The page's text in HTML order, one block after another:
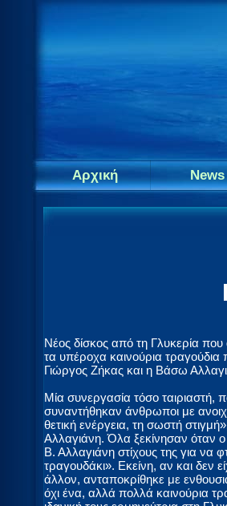
Αρχική News
Νέος δίσκος από τη Γλυκερία
τα υπέροχα καινούρια
Γιώργος Ζήκας και η Βάσω
Μία συνεργασία τόσο ταιριαστή,
συναντήθηκαν άνθρωποι με
θετική ενέργεια, τη σωστή
Αλλαγιάνη. Όλα ξεκίνησαν όταν
Β. Αλλαγιάνη στίχους της για να
τραγουδάκι». Εκείνη, αν και δεν
άλλον, ανταποκρίθηκε με
όχι ένα, αλλά πολλά καινούρια